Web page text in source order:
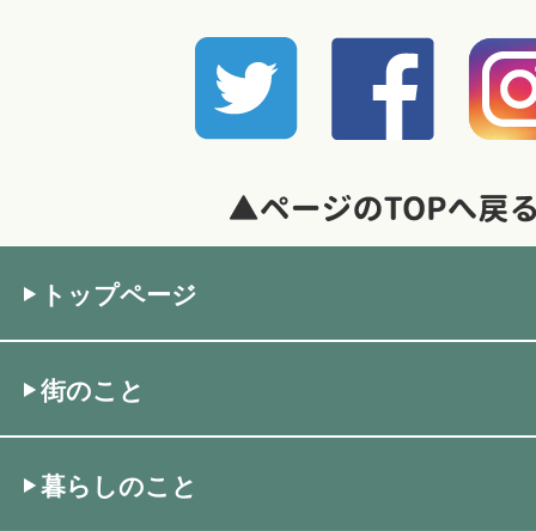
暮らしのキホン
暮らしのデザイン
暮らしのメンテナンス
トップページ
街のこと
暮らしのこと